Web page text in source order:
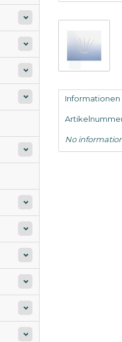
Informationen
No